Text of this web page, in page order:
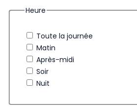
Heure
Toute la journée
Matin
Après-midi
Soir
Nuit